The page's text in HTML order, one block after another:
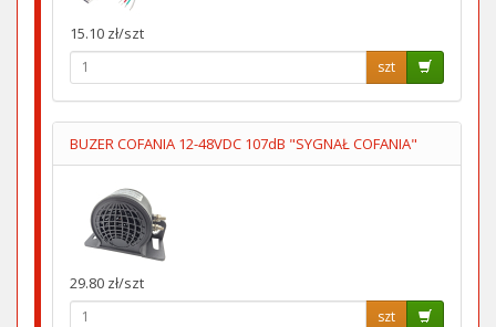
15.10 zł/szt
szt
BUZER COFANIA 12-48VDC 107dB "SYGNAŁ COFANIA"
29.80 zł/szt
szt